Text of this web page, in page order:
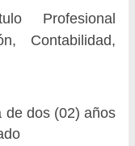
Profesional
Contabilidad,
de dos (02) años